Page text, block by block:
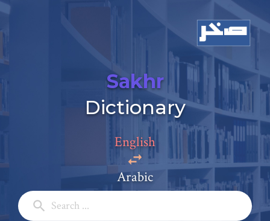
Sakhr
Dictionary
English
Arabic
Add a comment
Full Name: *